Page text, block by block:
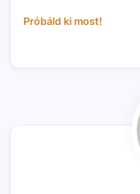
Próbáld ki most!